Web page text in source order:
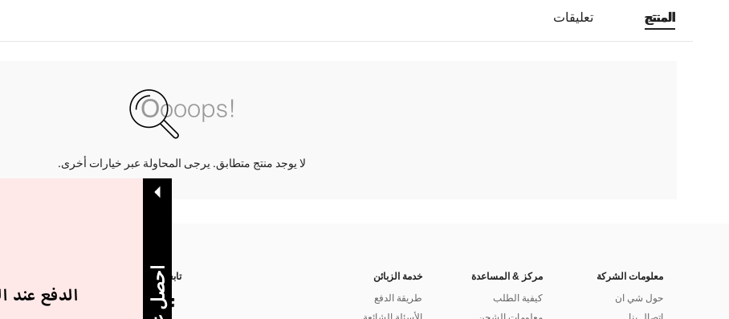
المنتج تعليقات
لا يوجد منتج متطابق. يرجى المحاولة عبر خيارات أخرى.
معلومات الشركة
حول شي ان
مركز & المساعدة
كيفية الطلب
خدمة الزبائن
طريقة الدفع
تابعنا على